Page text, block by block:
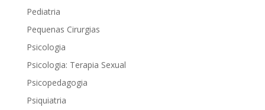
Pediatria
Pequenas Cirurgias
Psicologia
Psicologia: Terapia Sexual
Psicopedagogia
Psiquiatria